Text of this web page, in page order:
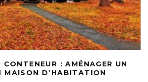
: AMÉNAGER UN
MAISON D’HABITATION